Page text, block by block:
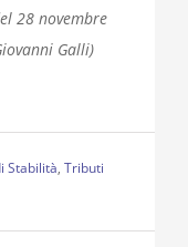
28 novembre
Galli)
Stabilità, Tributi